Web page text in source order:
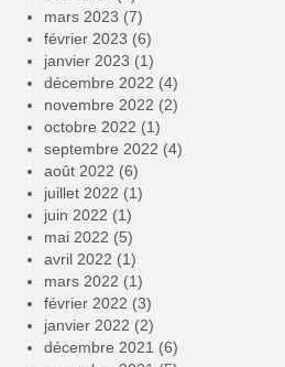
mars 2023 (7)
février 2023 (6)
janvier 2023 (1)
décembre 2022 (4)
novembre 2022 (2)
octobre 2022 (1)
septembre 2022 (4)
août 2022 (6)
juillet 2022 (1)
juin 2022 (1)
mai 2022 (5)
avril 2022 (1)
mars 2022 (1)
février 2022 (3)
janvier 2022 (2)
décembre 2021 (6)